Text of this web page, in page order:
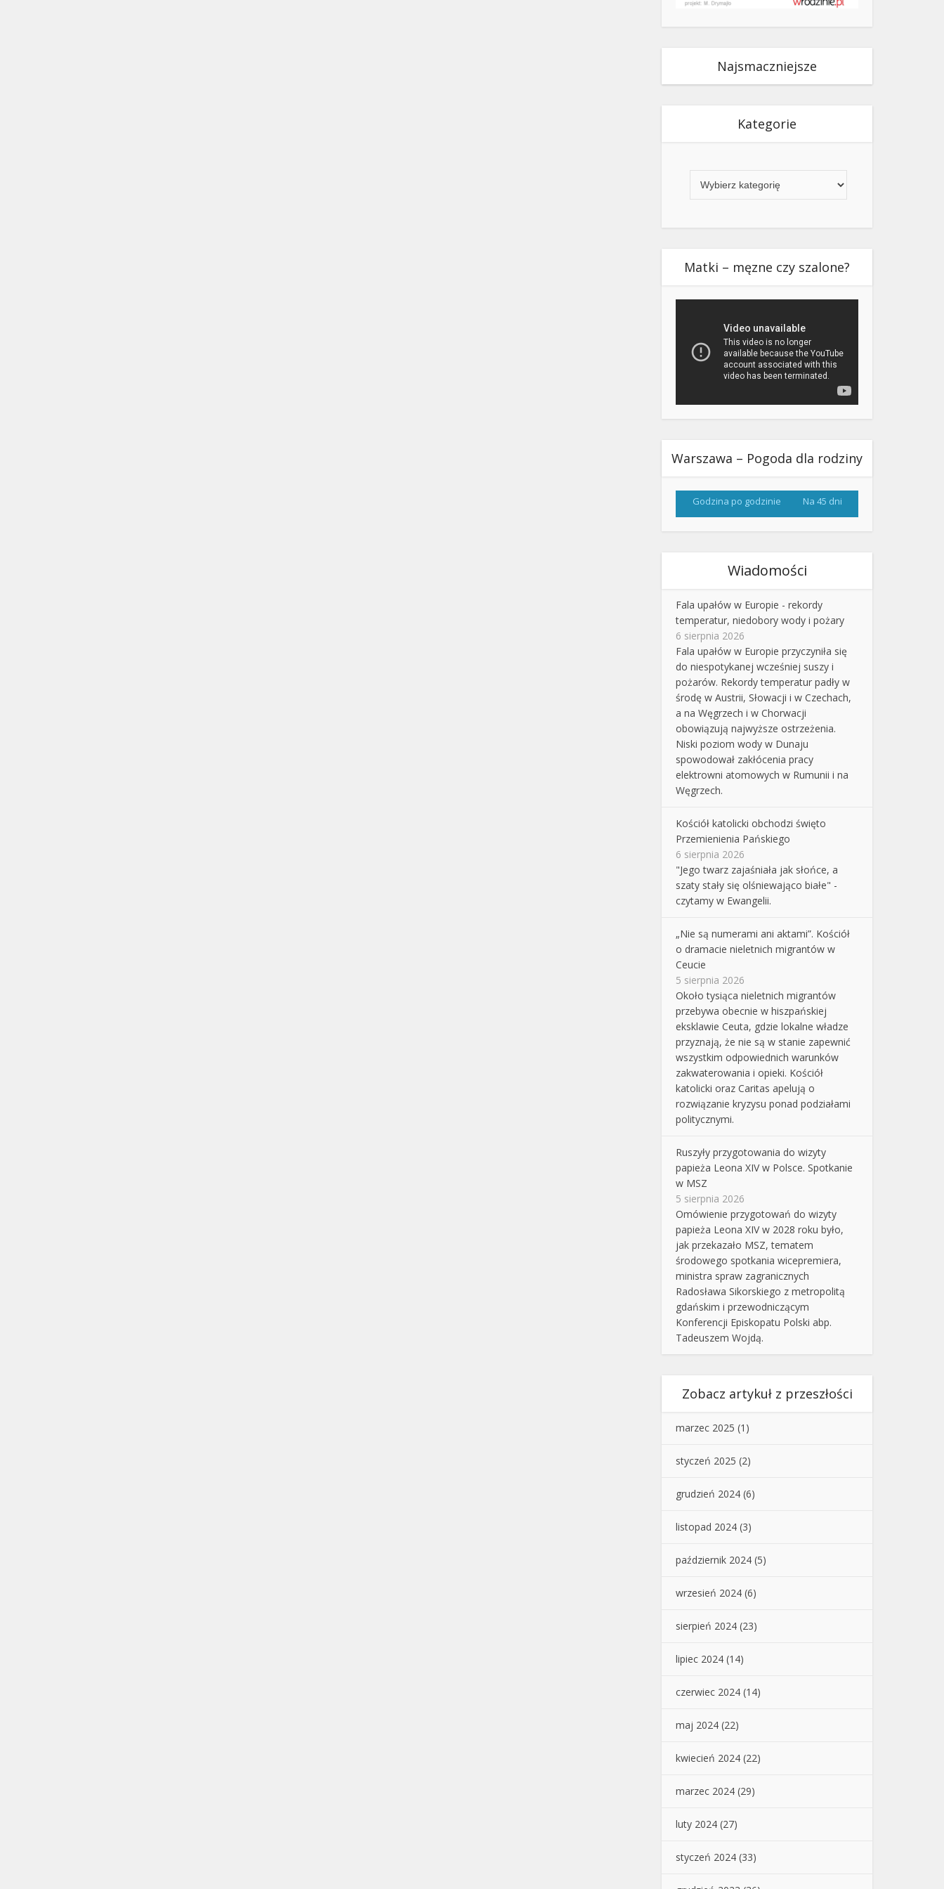
Najsmaczniejsze
Kategorie
Matki – męzne czy szalone?
Warszawa – Pogoda dla rodziny
Godzina po godzinie Na 45 dni
Wiadomości
Fala upałów w Europie - rekordy
temperatur, niedobory wody i pożary
6 sierpnia 2026
Fala upałów w Europie przyczyniła się
do niespotykanej wcześniej suszy i
pożarów. Rekordy temperatur padły w
środę w Austrii, Słowacji i w Czechach,
a na Węgrzech i w Chorwacji
obowiązują najwyższe ostrzeżenia.
Niski poziom wody w Dunaju
spowodował zakłócenia pracy
elektrowni atomowych w Rumunii i na
Węgrzech.
Kościół katolicki obchodzi święto
Przemienienia Pańskiego
6 sierpnia 2026
"Jego twarz zajaśniała jak słońce, a
szaty stały się olśniewająco białe" -
czytamy w Ewangelii.
„Nie są numerami ani aktami”. Kościół
o dramacie nieletnich migrantów w
Ceucie
5 sierpnia 2026
Około tysiąca nieletnich migrantów
przebywa obecnie w hiszpańskiej
eksklawie Ceuta, gdzie lokalne władze
przyznają, że nie są w stanie zapewnić
wszystkim odpowiednich warunków
zakwaterowania i opieki. Kościół
katolicki oraz Caritas apelują o
rozwiązanie kryzysu ponad podziałami
politycznymi.
Ruszyły przygotowania do wizyty
papieża Leona XIV w Polsce. Spotkanie
w MSZ
5 sierpnia 2026
Omówienie przygotowań do wizyty
papieża Leona XIV w 2028 roku było,
jak przekazało MSZ, tematem
środowego spotkania wicepremiera,
ministra spraw zagranicznych
Radosława Sikorskiego z metropolitą
gdańskim i przewodniczącym
Konferencji Episkopatu Polski abp.
Tadeuszem Wojdą.
Zobacz artykuł z przeszłości
marzec 2025 (1)
styczeń 2025 (2)
grudzień 2024 (6)
listopad 2024 (3)
październik 2024 (5)
wrzesień 2024 (6)
sierpień 2024 (23)
lipiec 2024 (14)
czerwiec 2024 (14)
maj 2024 (22)
kwiecień 2024 (22)
marzec 2024 (29)
luty 2024 (27)
styczeń 2024 (33)